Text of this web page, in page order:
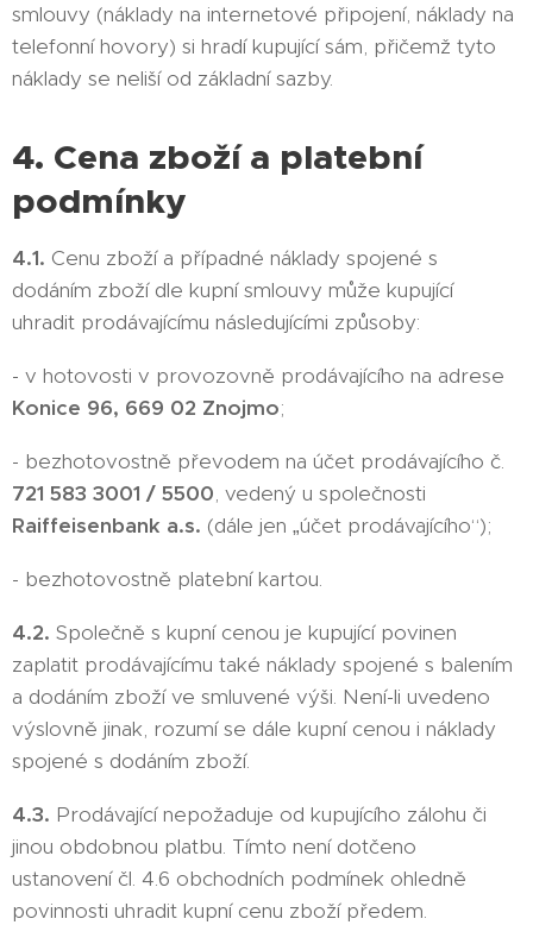
smlouvy (náklady na internetové připojení, náklady na
telefonní hovory) si hradí kupující sám, přičemž tyto
náklady se neliší od základní sazby.
4. Cena zboží a platební
podmínky
4.1. Cenu zboží a případné náklady spojené s
dodáním zboží dle kupní smlouvy může kupující
uhradit prodávajícímu následujícími způsoby:
- v hotovosti v provozovně prodávajícího na adrese
Konice 96, 669 02 Znojmo;
- bezhotovostně převodem na účet prodávajícího č.
721 583 3001 / 5500, vedený u společnosti
Raiffeisenbank a.s. (dále jen „účet prodávajícího“);
- bezhotovostně platební kartou.
4.2. Společně s kupní cenou je kupující povinen
zaplatit prodávajícímu také náklady spojené s balením
a dodáním zboží ve smluvené výši. Není-li uvedeno
výslovně jinak, rozumí se dále kupní cenou i náklady
spojené s dodáním zboží.
4.3. Prodávající nepožaduje od kupujícího zálohu či
jinou obdobnou platbu. Tímto není dotčeno
ustanovení čl. 4.6 obchodních podmínek ohledně
povinnosti uhradit kupní cenu zboží předem.